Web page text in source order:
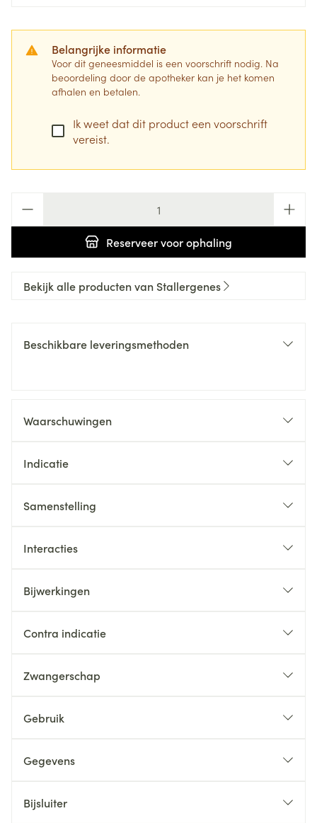
Belangrijke informatie
Voor dit geneesmiddel is een voorschrift nodig. Na
beoordeling door de apotheker kan je het komen
afhalen en betalen.
Ik weet dat dit product een voorschrift
vereist.
Reserveervoor ophaling
Bekijk alle producten van Stallergenes
Beschikbare leveringsmethoden
Waarschuwingen
Indicatie
Samenstelling
Interacties
Bijwerkingen
Contra indicatie
Zwangerschap
Gebruik
Gegevens
Bijsluiter